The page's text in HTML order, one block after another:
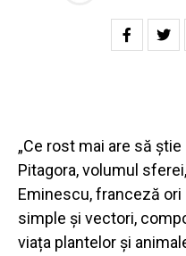
„Ce rost mai are să
Pitagora, volumul
Eminescu, franceză
simple și vectori,
viața plantelor și